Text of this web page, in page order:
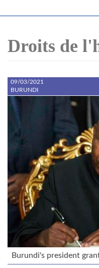
Droits de
09/03/2021
BURUNDI
Burundi's president